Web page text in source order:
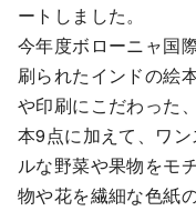
ートしました。
今年度ボローニャ国
刷られたインドの絵
や印刷にこだわった
本9点に加えて、ワ
ルな野菜や果物をモ
物や花を繊細な色紙